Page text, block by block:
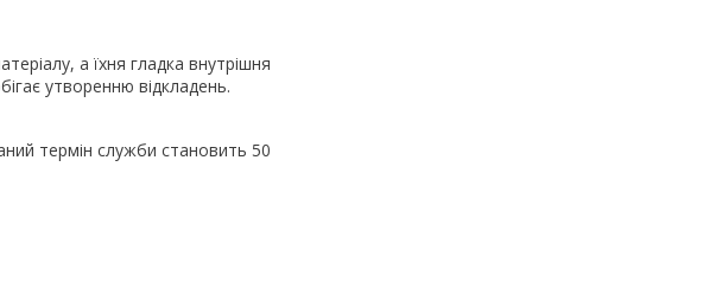
а їхня гладка внутрішня
утворенню відкладень.
термін служби становить 50